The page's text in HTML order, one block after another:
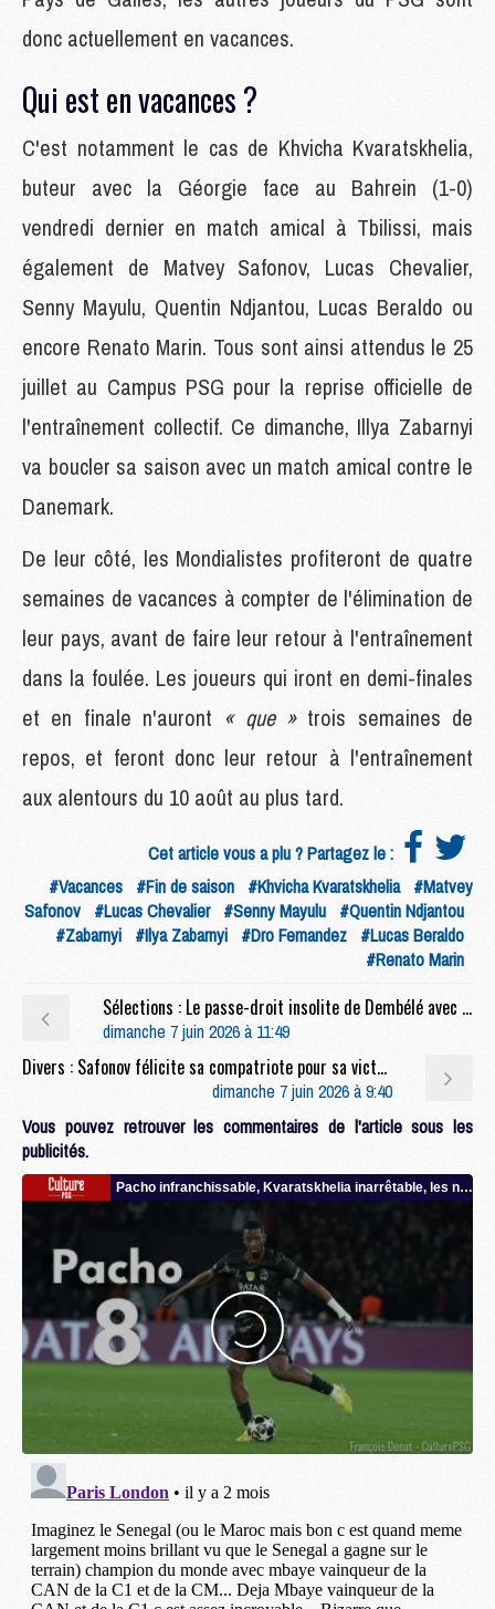
donc actuellement en vacances.
Qui est en vacances ?
C'est notamment le cas de Khvicha Kvaratskhelia,
buteur avec la Géorgie face au Bahrein (1-0)
vendredi dernier en match amical à Tbilissi, mais
également de Matvey Safonov, Lucas Chevalier,
Senny Mayulu, Quentin Ndjantou, Lucas Beraldo ou
encore Renato Marin. Tous sont ainsi attendus le 25
juillet au Campus PSG pour la reprise officielle de
l'entraînement collectif. Ce dimanche, Illya Zabarnyi
va boucler sa saison avec un match amical contre le
Danemark.
De leur côté, les Mondialistes profiteront de quatre
semaines de vacances à compter de l'élimination de
leur pays, avant de faire leur retour à l'entraînement
dans la foulée. Les joueurs qui iront en demi-finales
et en finale n'auront « que » trois semaines de
repos, et feront donc leur retour à l'entraînement
aux alentours du 10 août au plus tard.
Cet article vous a plu ? Partagez le :
#Vacances #Fin de saison #Khvicha Kvaratskhelia #Matvey
Safonov #Lucas Chevalier #Senny Mayulu #Quentin Ndjantou
#Zabarnyi #Ilya Zabarnyi #Dro Fernandez #Lucas Beraldo
#Renato Marin
Sélections : Le passe-droit insolite de Dembélé avec la France
dimanche 7 juin 2026 à 11:49
Divers : Safonov félicite sa compatriote pour sa victoire à Roland-Garros
dimanche 7 juin 2026 à 9:40
Vous pouvez retrouver les commentaires de l'article sous les
publicités.